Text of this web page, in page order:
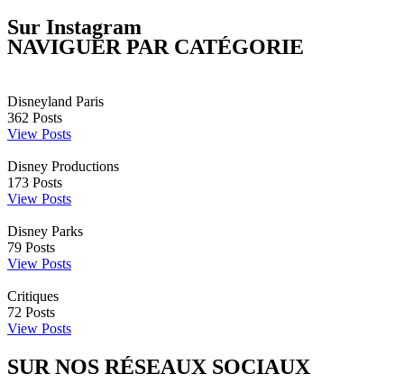
Sur Instagram
NAVIGUER PAR CATÉGORIE
Disneyland Paris
362 Posts
View Posts
Disney Productions
173 Posts
View Posts
Disney Parks
79 Posts
View Posts
Critiques
72 Posts
View Posts
SUR NOS RÉSEAUX SOCIAUX